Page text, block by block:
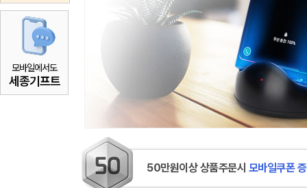
모바일에서도
세종기프트
50만원이상 상품주문시 모바일쿠폰